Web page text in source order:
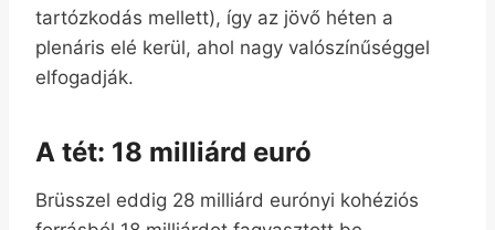
tartózkodás mellett), így az jövő héten a
plenáris elé kerül, ahol nagy valószínűséggel
elfogadják.
A tét: 18 milliárd euró
Brüsszel eddig 28 milliárd eurónyi kohéziós